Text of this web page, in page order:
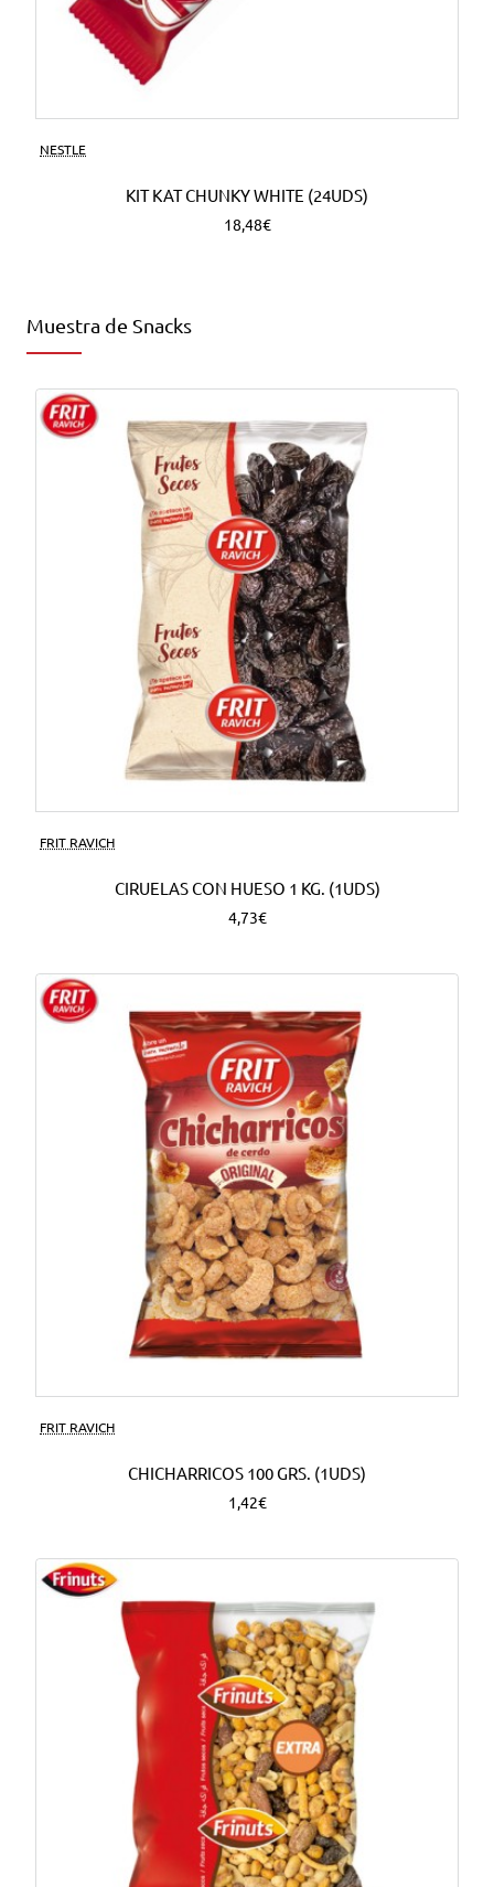
NESTLE
KIT KAT CHUNKY WHITE (24UDS)
18,48€
Muestra de Snacks
FRIT RAVICH
CIRUELAS CON HUESO 1 KG. (1UDS)
4,73€
FRIT RAVICH
CHICHARRICOS 100 GRS. (1UDS)
1,42€